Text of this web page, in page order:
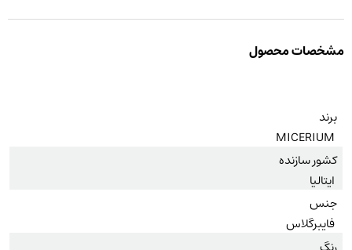
مشخصات محصول
برند
MICERIUM
کشور سازنده
ایتالیا
جنس
فایبرگلاس